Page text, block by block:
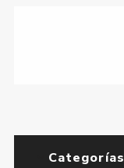
Categorías